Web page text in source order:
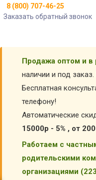
8 (800) 707-46-25
Заказать обратный звонок
Продажа оптом и в
наличии и под
Бесплатная
телефону!
Автоматические
15000р - 5% , от
Работаем с
родительскими
организациями